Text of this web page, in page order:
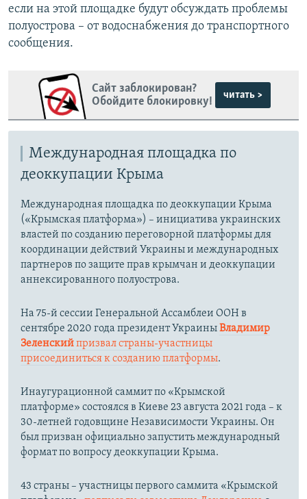
если на этой площадке будут обсуждать проблемы
полуострова – от водоснабжения до транспортного
сообщения.
Сайт заблокирован?
Обойдите блокировку!
читать >
Международная площадка по
деоккупации Крыма
Международная площадка по деоккупации Крыма
(«Крымская платформа») – инициатива украинских
властей по созданию переговорной платформы для
координации действий Украины и международных
партнеров по защите прав крымчан и деоккупации
аннексированного полуострова.
На 75-й сессии Генеральной Ассамблеи ООН в
сентябре 2020 года президент УкраиныВладимир
Зеленскийпризвал страны-участницы
присоединиться к созданию платформы.
Инаугурационной саммит по «Крымской
платформе» состоялся в Киеве 23 августа 2021 года – к
30-летней годовщине Независимости Украины. Он
был призван официально запустить международный
формат по вопросу деоккупации Крыма.
43 страны – участницы первого саммита «Крымской